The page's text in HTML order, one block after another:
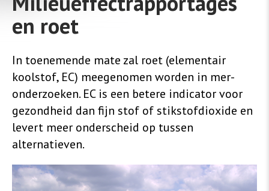
en roet
In toenemende mate zal roet (elementair
koolstof, EC) meegenomen worden in mer-
onderzoeken. EC is een betere indicator voor
gezondheid dan fijn stof of stikstofdioxide en
levert meer onderscheid op tussen
alternatieven.